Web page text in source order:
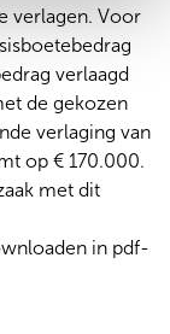
verlagen. Voor
verlaagd
de gekozen
verlaging van
op € 170.000.
met dit
in pdf-